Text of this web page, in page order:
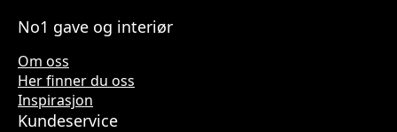
No1 gave og interiør
Om oss
Her finner du oss
Inspirasjon
Kundeservice